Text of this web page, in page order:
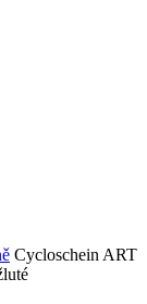
Cycloschein ART